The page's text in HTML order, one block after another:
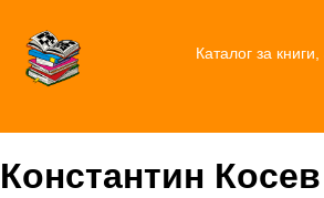
Каталог за
Константин Косев